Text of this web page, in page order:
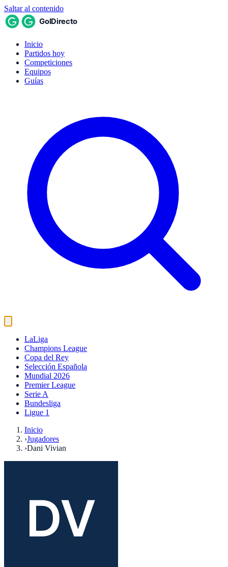
Saltar al contenido
Inicio
Partidos hoy
Competiciones
Equipos
Guías
LaLiga
Champions League
Copa del Rey
Selección Española
Mundial 2026
Premier League
Serie A
Bundesliga
Ligue 1
Inicio
›Jugadores
›Dani Vivian